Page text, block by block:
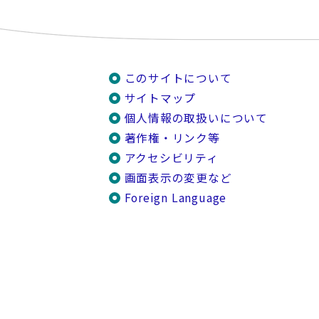
このサイトについて
サイトマップ
個人情報の取扱いについて
著作権・リンク等
アクセシビリティ
画面表示の変更など
Foreign Language